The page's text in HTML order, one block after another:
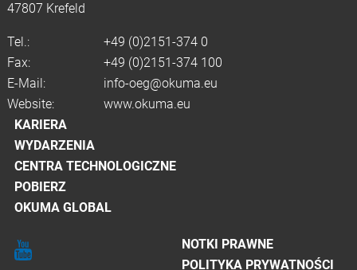
47807 Krefeld
Tel.:
+49 (0)2151-374 0
Fax:
+49 (0)2151-374 100
E-Mail:
info-oeg@okuma.eu
Website:
www.okuma.eu
KARIERA
WYDARZENIA
CENTRA TECHNOLOGICZNE
POBIERZ
OKUMA GLOBAL
NOTKI PRAWNE
POLITYKA PRYWATNOŚCI